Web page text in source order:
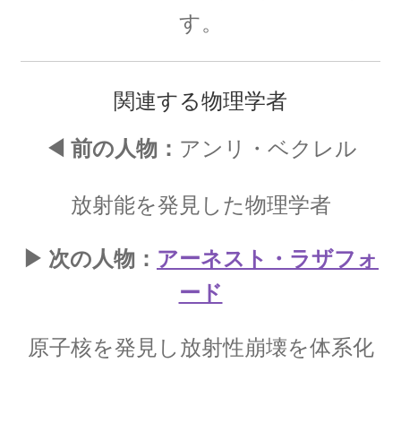
ゲッチンゲン大学関連の物理学者
【グリム兄弟や鉄血宰相ビスマルクを輩出】
【レクティスと地動説を推進して世界観を転
コリン・マクローリン
【ニュートンが紹介した人｜一般関
数の級数展開】
す。
関連する物理学者
◀ 前の人物： アンリ・ベクレル
放射能を発見した物理学者
▶ 次の人物： アーネスト・ラザフォ
ード
原子核を発見し放射性崩壊を体系化